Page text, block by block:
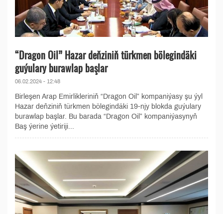
“Dragon Oil” Hazar deňziniň türkmen bölegindäki
guýulary burawlap başlar
06.02.2024 - 12:48
Birleşen Arap Emirlikleriniň “Dragon Oil” kompaniýasy şu ýyl
Hazar deňziniň türkmen bölegindäki 19-njy blokda guýulary
burawlap başlar. Bu barada “Dragon Oil” kompaniýasynyň
Baş ýerine ýetiriji...